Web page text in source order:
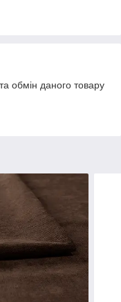
обмін даного товару